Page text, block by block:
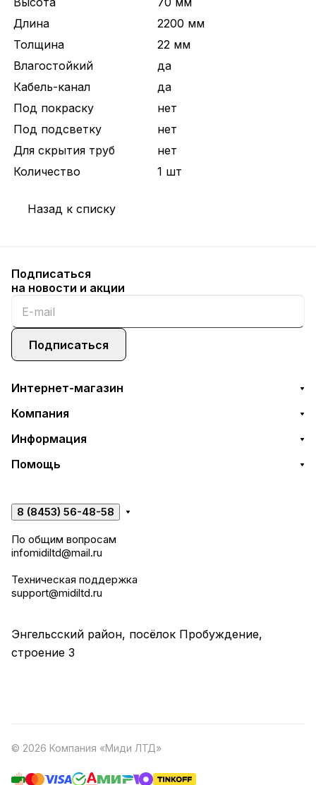
Длина
2200 мм
Толщина
22 мм
Влагостойкий
да
Кабель-канал
да
Под покраску
нет
Под подсветку
нет
Для скрытия труб
нет
Количество
1 шт
Назад к списку
Подписаться
на новости и акции
Подписаться
Интернет-магазин
Компания
Информация
Помощь
8 (8453) 56-48-58
По общим вопросам
infomidiltd@mail.ru
Техническая поддержка
support@midiltd.ru
Энгельсский район, посёлок Пробуждение,
строение 3
© 2026 Компания «Миди ЛТД»